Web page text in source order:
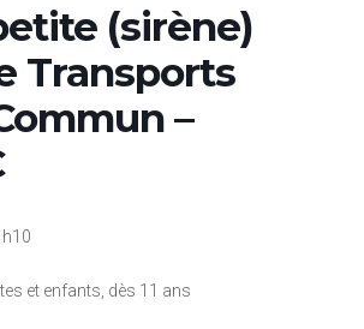
(sirène)
Transports
–
et enfants, dès 11 ans